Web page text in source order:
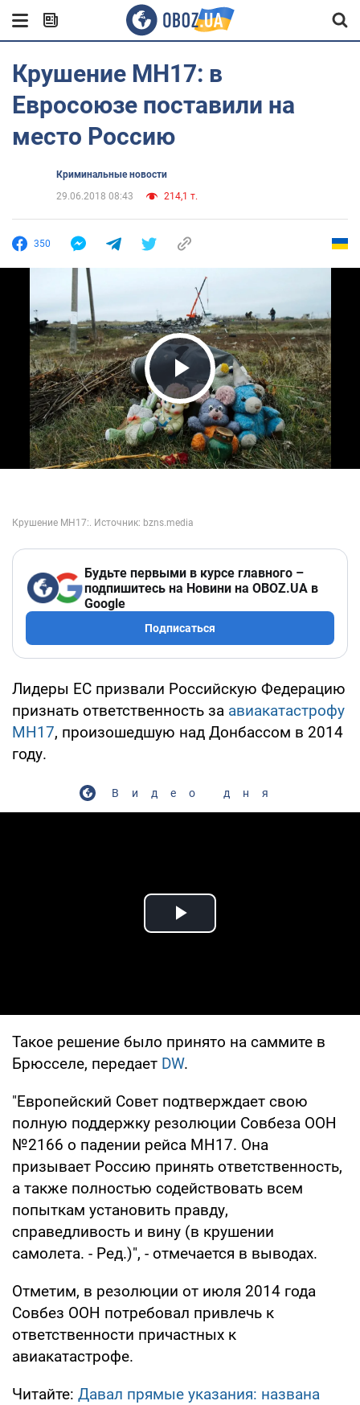
Крушение MH17: в
Евросоюзе поставили на
место Россию
Криминальные новости
29.06.2018 08:43
214,1 т.
350
Play Video
Будьте первыми в курсе главного –
подпишитесь на Новини на OBOZ.UA в
Google
Подписаться
Лидеры ЕС призвали Российскую Федерацию
признать ответственность за авиакатастрофу
MH17, произошедшую над Донбассом в 2014
году.
Видео дня
Play Video
Такое решение было принято на саммите в
Брюсселе, передает DW.
"Европейский Совет подтверждает свою
полную поддержку резолюции Совбеза ООН
№2166 о падении рейса MH17. Она
призывает Россию принять ответственность,
а также полностью содействовать всем
попыткам установить правду,
справедливость и вину (в крушении
самолета. - Ред.)", - отмечается в выводах.
Отметим, в резолюции от июля 2014 года
Совбез ООН потребовал привлечь к
ответственности причастных к
авиакатастрофе.
Читайте: Давал прямые указания: названа